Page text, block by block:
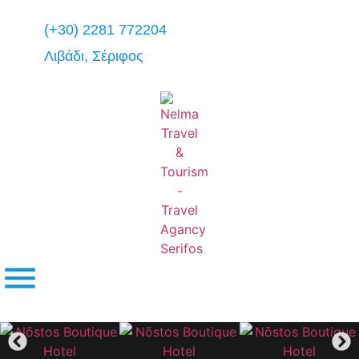
(+30) 2281 772204
Λιβάδι, Σέριφος